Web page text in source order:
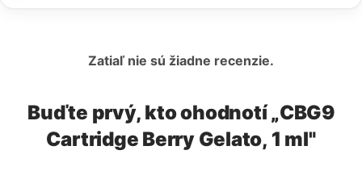
Zatiaľ nie sú žiadne recenzie.
Buďte prvý, kto ohodnotí „CBG9
Cartridge Berry Gelato, 1 ml"